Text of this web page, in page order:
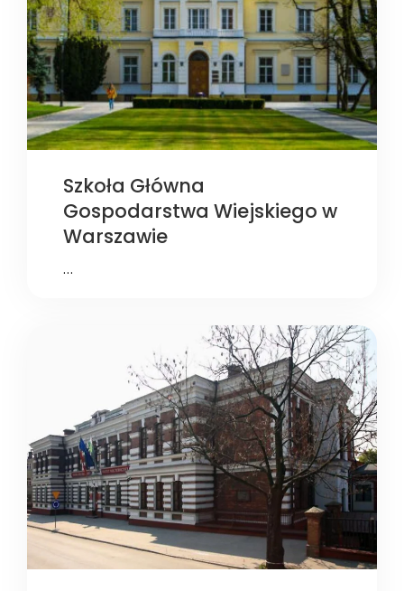
Szkoła Główna
Gospodarstwa Wiejskiego w
Warszawie
…